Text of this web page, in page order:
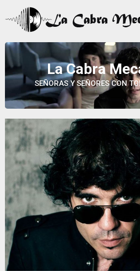
content
La Cabra
SEÑORAS Y SEÑORES CON